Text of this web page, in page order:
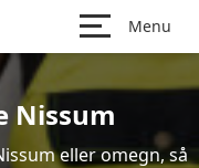
Menu
Nissum
eller omegn, så